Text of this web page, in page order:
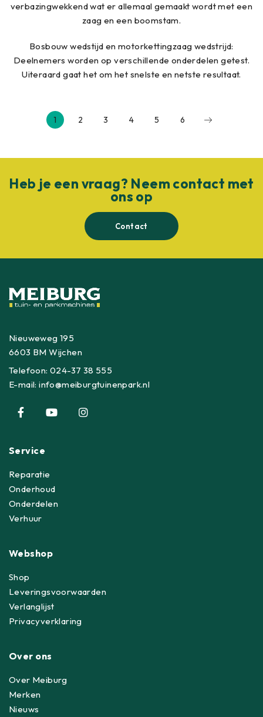
verbazingwekkend wat er allemaal gemaakt wordt met een
zaag en een boomstam.
Bosbouw wedstijd en motorkettingzaag wedstrijd:
Deelnemers worden op verschillende onderdelen getest.
Uiteraard gaat het om het snelste en netste resultaat.
1 2 3 4 5 6
Heb je een vraag? Neem contact met
ons op
Contact
Nieuweweg 195
6603 BM Wijchen
Telefoon:024-37 38 555
E-mail:info@meiburgtuinenpark.nl
Service
Reparatie
Onderhoud
Onderdelen
Verhuur
Webshop
Shop
Leveringsvoorwaarden
Verlanglijst
Privacyverklaring
Over ons
Over Meiburg
Merken
Nieuws